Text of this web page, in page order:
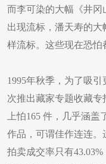
而李可染的大幅《井
出现流标，潘天寿的
样流标。这些现在恐怕
1995年秋季，为了吸
次推出藏家专题收藏
上怕165 件，几乎涵
作品，可谓佳作连连
拍卖成交率只有43.03%